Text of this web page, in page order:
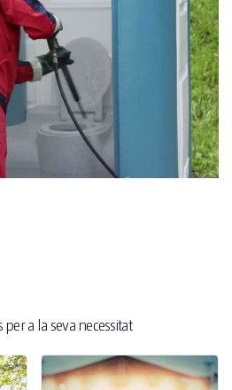
a la seva necessitat